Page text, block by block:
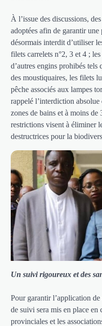
À l’issue des discussions,
adoptées afin de garantir une
désormais interdit d’utiliser
filets carrelets n°2, 3 et 4 ;
d’autres engins prohibés
des moustiquaires, les filets
pêche associés aux lampes
rappelé l’interdiction
zones de bains et à moins
restrictions visent à éliminer
destructrices pour la
Un suivi rigoureux et des
Pour garantir l’application
de suivi sera mis en place
provinciales et les